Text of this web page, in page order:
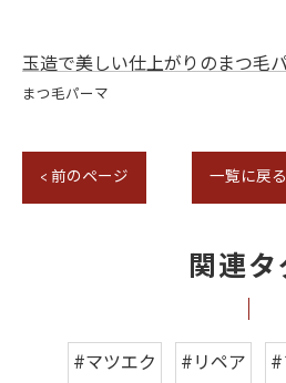
玉造で美しい仕上がりのまつ毛
まつ毛パーマ
< 前のページ 一覧に戻る
関連タ
#マツエク #リペア